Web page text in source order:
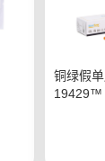
铜绿假
19429™